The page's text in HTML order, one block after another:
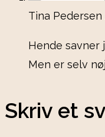
Tina Pedersen
Hende savner
Men er selv
Skriv et